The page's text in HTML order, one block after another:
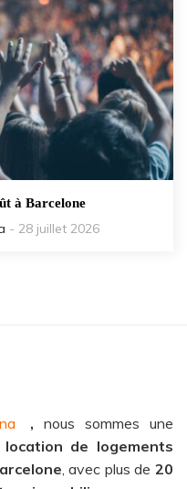
à Barcelone
- 28 juillet 2026
, nous sommes une
de logements
, avec plus de 20